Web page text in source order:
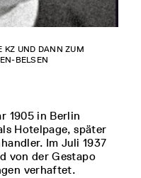
KZ UND DANN ZUM
BELSEN
1905 in Berlin
Hotelpage, später
Im Juli 1937
von der Gestapo
verhaftet.